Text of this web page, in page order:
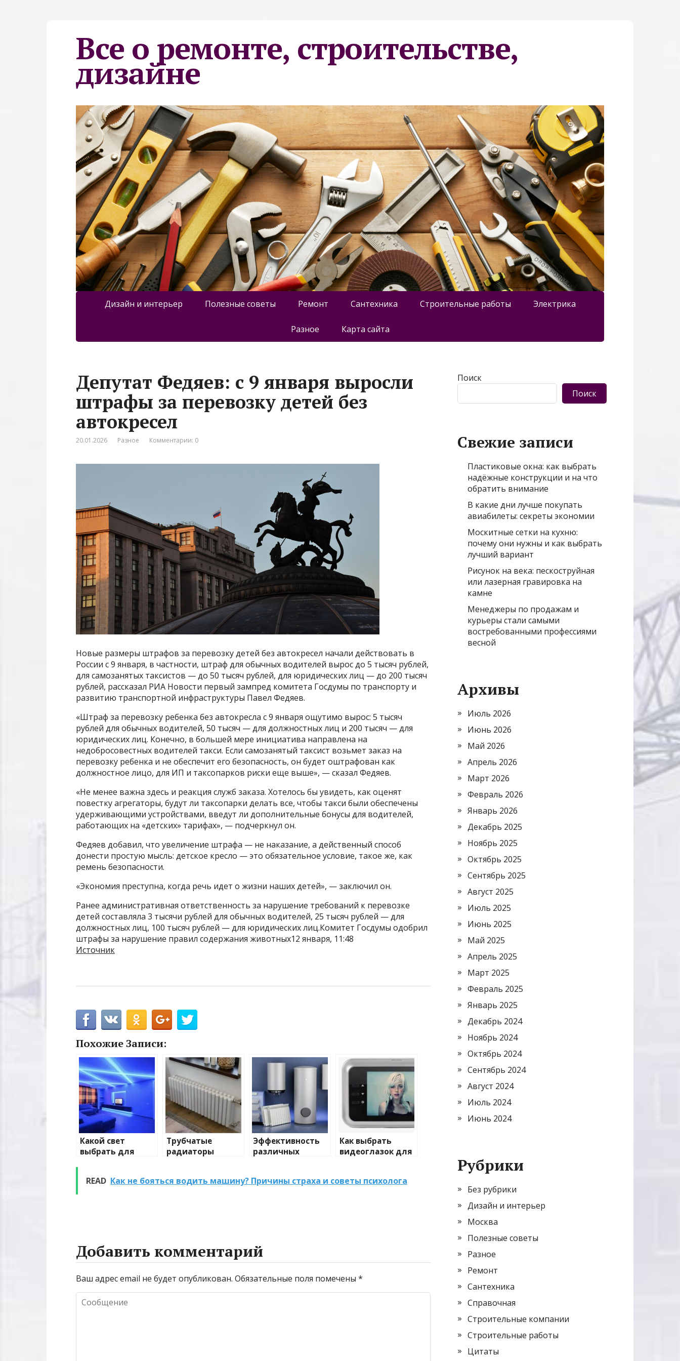
Все о ремонте, строительстве,
дизайне
Дизайн и интерьер Полезные советы Ремонт Сантехника Строительные работы Электрика
Разное Карта сайта
Депутат Федяев: с 9 января выросли
штрафы за перевозку детей без
автокресел
20.01.2026 Разное Комментарии: 0
Новые размеры штрафов за перевозку детей без автокресел начали действовать в
России с 9 января, в частности, штраф для обычных водителей вырос до 5 тысяч рублей,
для самозанятых таксистов — до 50 тысяч рублей, для юридических лиц — до 200 тысяч
рублей, рассказал РИА Новости первый зампред комитета Госдумы по транспорту и
развитию транспортной инфраструктуры Павел Федяев.
«Штраф за перевозку ребенка без автокресла с 9 января ощутимо вырос: 5 тысяч
рублей для обычных водителей, 50 тысяч — для должностных лиц и 200 тысяч — для
юридических лиц. Конечно, в большей мере инициатива направлена на
недобросовестных водителей такси. Если самозанятый таксист возьмет заказ на
перевозку ребенка и не обеспечит его безопасность, он будет оштрафован как
должностное лицо, для ИП и таксопарков риски еще выше», — сказал Федяев.
«Не менее важна здесь и реакция служб заказа. Хотелось бы увидеть, как оценят
повестку агрегаторы, будут ли таксопарки делать все, чтобы такси были обеспечены
удерживающими устройствами, введут ли дополнительные бонусы для водителей,
работающих на «детских» тарифах», — подчеркнул он.
Федяев добавил, что увеличение штрафа — не наказание, а действенный способ
донести простую мысль: детское кресло — это обязательное условие, такое же, как
ремень безопасности.
«Экономия преступна, когда речь идет о жизни наших детей», — заключил он.
Ранее административная ответственность за нарушение требований к перевозке
детей составляла 3 тысячи рублей для обычных водителей, 25 тысяч рублей — для
должностных лиц, 100 тысяч рублей — для юридических лиц.Комитет Госдумы одобрил
штрафы за нарушение правил содержания животных12 января, 11:48
Источник
Похожие Записи:
Какой свет
выбрать для
Трубчатые
радиаторы
Эффективность
различных
очистке и
Как выбрать
видеоглазок для
READ Как не бояться водить машину? Причины страха и советы психолога
Добавить комментарий
Ваш адрес email не будет опубликован. Обязательные поля помечены *
Поиск
Поиск
Свежие записи
Пластиковые окна: как выбрать
надёжные конструкции и на что
обратить внимание
В какие дни лучше покупать
авиабилеты: секреты экономии
Москитные сетки на кухню:
почему они нужны и как выбрать
лучший вариант
Рисунок на века: пескоструйная
или лазерная гравировка на
камне
Менеджеры по продажам и
курьеры стали самыми
востребованными профессиями
весной
Архивы
Июль 2026
Июнь 2026
Май 2026
Апрель 2026
Март 2026
Февраль 2026
Январь 2026
Декабрь 2025
Ноябрь 2025
Октябрь 2025
Сентябрь 2025
Август 2025
Июль 2025
Июнь 2025
Май 2025
Апрель 2025
Март 2025
Февраль 2025
Январь 2025
Декабрь 2024
Ноябрь 2024
Октябрь 2024
Сентябрь 2024
Август 2024
Июль 2024
Июнь 2024
Рубрики
Без рубрики
Дизайн и интерьер
Москва
Полезные советы
Разное
Ремонт
Сантехника
Справочная
Строительные компании
Строительные работы
Цитаты